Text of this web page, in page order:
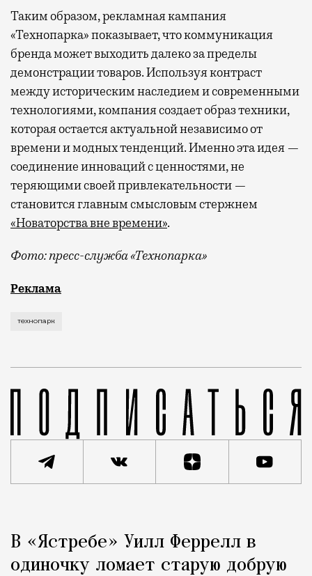
Таким образом, рекламная кампания
«Технопарка» показывает, что коммуникация
бренда может выходить далеко за пределы
демонстрации товаров. Используя контраст
между историческим наследием и современными
технологиями, компания создает образ техники,
которая остается актуальной независимо от
времени и модных тенденций. Именно эта идея —
соединение инноваций с ценностями, не
теряющими своей привлекательности —
становится главным смысловым стержнем
«Новаторства вне времени».
Фото: пресс-служба «Технопарка»
Рекламные кампании техники редко выходят за
Реклама
технопарк
Город
В «Ястребе» Уилл Феррелл в
одиночку ломает старую добрую